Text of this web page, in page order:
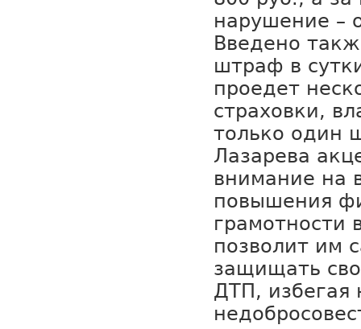
нарушение –
Введено
штраф в
проедет
страховки,
только один
Лазарева
внимание на
повышения
грамотности
позволит им
защищать
ДТП, избегая